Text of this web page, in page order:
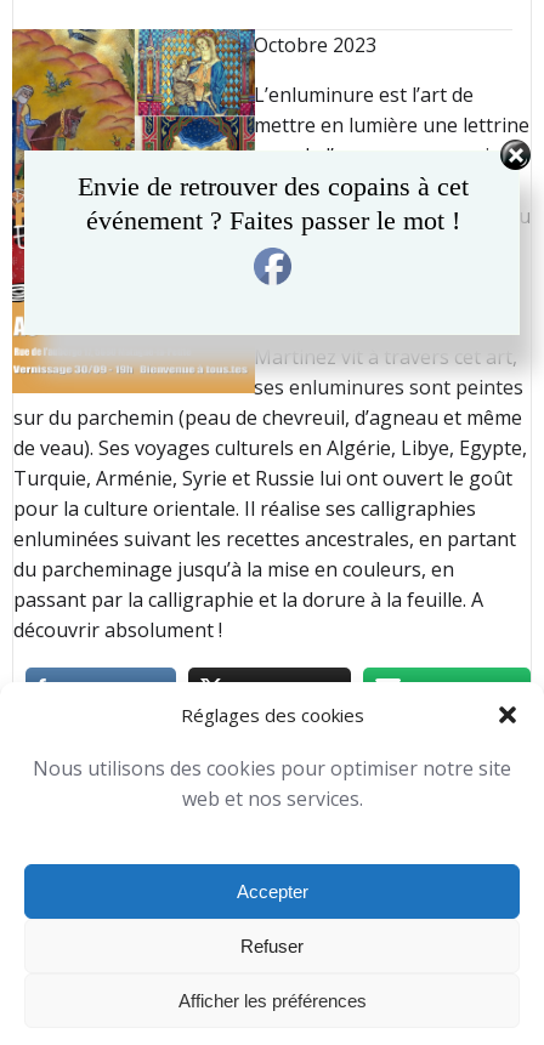
Réglages des cookies
Nous utilisons des cookies pour optimiser notre site
web et nos services.
Accepter
Refuser
Afficher les préférences
navigationnavigation
Octobre 2023
L’enluminure est l’art de
mettre en lumière une lettrine
avec de l’or, pour en savoir
plus,
rencontre avec l’artiste lors du
vernissage le 30/09 dès
19h00
Martinez vit à travers cet art,
ses enluminures sont peintes
sur du parchemin (peau de chevreuil, d’agneau et même
de veau). Ses voyages culturels en Algérie, Libye, Egypte,
Turquie, Arménie, Syrie et Russie lui ont ouvert le goût
pour la culture orientale. Il réalise ses calligraphies
enluminées suivant les recettes ancestrales, en partant
du parcheminage jusqu’à la mise en couleurs, en
passant par la calligraphie et la dorure à la feuille. A
découvrir absolument !
Merlijn Foucart - 22 h 58 min
Comments are closed
Envie de retrouver des copains à cet
événement ? Faites passer le mot !